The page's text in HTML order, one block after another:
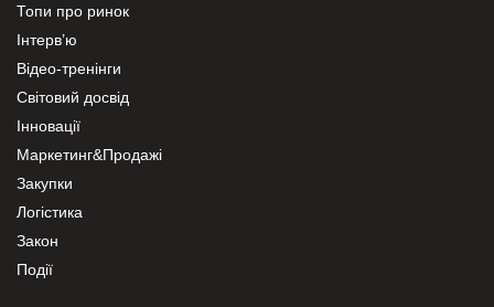
Топи про ринок
Інтерв’ю
Відео-тренінги
Світовий досвід
Інновації
Маркетинг&Продажі
Закупки
Логістика
Закон
Події